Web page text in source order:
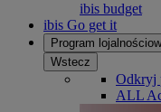
ibis budget
ibis Go get it
Program
Wstecz
Odkryj
ALL